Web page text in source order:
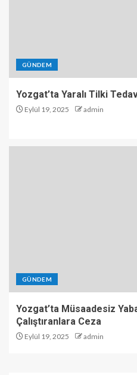
GÜNDEM
Yozgat’ta Yaralı Tilki
Eylül 19, 2025 admin
GÜNDEM
Yozgat’ta Müsaadesiz
Çalıştıranlara Ceza
Eylül 19, 2025 admin